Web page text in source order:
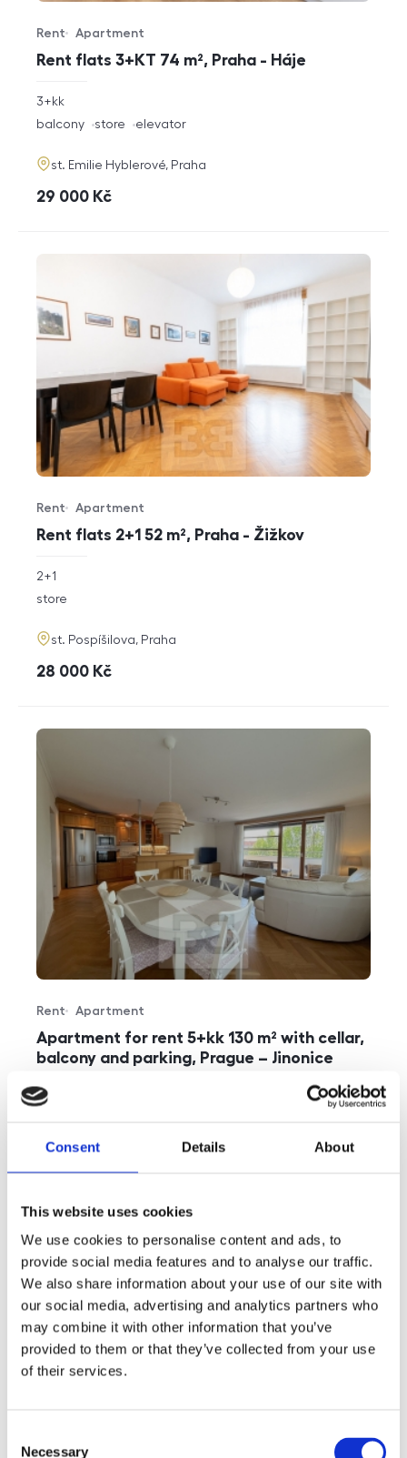
Consent Details About
This website uses cookies
We use cookies to personalise content and ads, to
provide social media features and to analyse our traffic.
We also share information about your use of our site with
our social media, advertising and analytics partners who
may combine it with other information that you’ve
provided to them or that they’ve collected from your use
of their services.
Necessary
Rent flats 3+KT 74 m², Praha - Háje
Offer type
Rent
Property type
Apartment
rozměry
3+kk
funkce
balcony store elevator
adresa
st. Emilie Hyblerové, Praha
cena
29 000 Kč
Rent flats 2+1 52 m², Praha - Žižkov
Offer type
Rent
Property type
Apartment
rozměry
2+1
funkce
store
adresa
st. Pospíšilova, Praha
cena
28 000 Kč
Apartment for rent 5+kk 130 m² with cellar,
balcony and parking, Prague – Jinonice
Offer type
Rent
Property type
Apartment
rozměry
disposition
5+kk